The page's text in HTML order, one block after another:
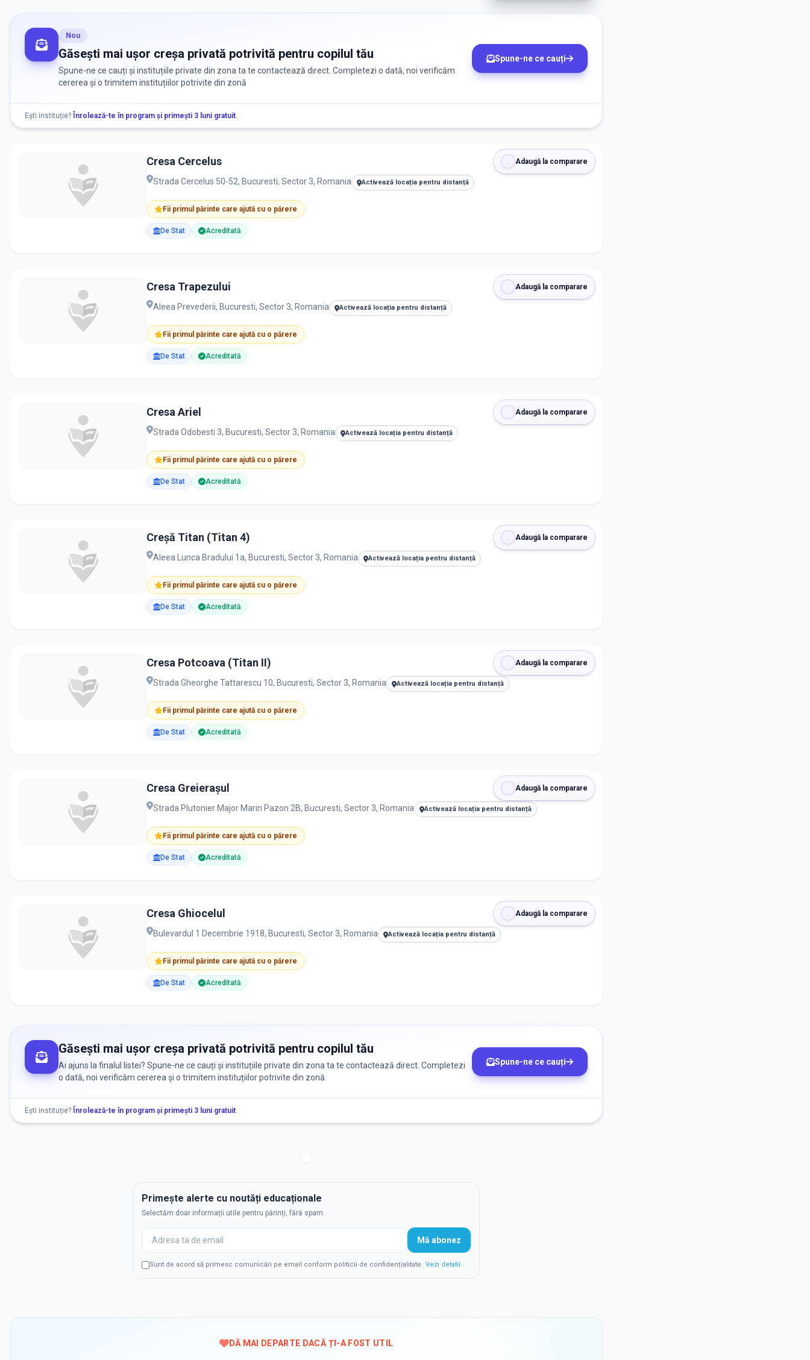
Nou
Găsești mai ușor creșa privată potrivită pentru copilul tău
Spune-ne ce cauți și instituțiile private din zona ta te contactează direct. Completezi o dată, noi verificăm
cererea și o trimitem instituțiilor potrivite din zonă
Spune-ne ce cauți
Ești instituție? Înrolează-te în program și primești 3 luni gratuit.
Adaugă la comparare
Cresa Cercelus
Strada Cercelus 50-52, Bucuresti, Sector 3, Romania Activează locația pentru distanță
Fii primul părinte care ajută cu o părere
De Stat Acreditată
Adaugă la comparare
Cresa Trapezului
Aleea Prevederii, Bucuresti, Sector 3, Romania Activează locația pentru distanță
Fii primul părinte care ajută cu o părere
De Stat Acreditată
Adaugă la comparare
Cresa Ariel
Strada Odobesti 3, Bucuresti, Sector 3, Romania Activează locația pentru distanță
Fii primul părinte care ajută cu o părere
De Stat Acreditată
Adaugă la comparare
Creșă Titan (Titan 4)
Aleea Lunca Bradului 1a, Bucuresti, Sector 3, Romania Activează locația pentru distanță
Fii primul părinte care ajută cu o părere
De Stat Acreditată
Adaugă la comparare
Cresa Potcoava (Titan II)
Strada Gheorghe Tattarescu 10, Bucuresti, Sector 3, Romania Activează locația pentru distanță
Fii primul părinte care ajută cu o părere
De Stat Acreditată
Adaugă la comparare
Cresa Greierașul
Strada Plutonier Major Marin Pazon 2B, Bucuresti, Sector 3, Romania Activează locația pentru distanță
Fii primul părinte care ajută cu o părere
De Stat Acreditată
Adaugă la comparare
Cresa Ghiocelul
Bulevardul 1 Decembrie 1918, Bucuresti, Sector 3, Romania Activează locația pentru distanță
Fii primul părinte care ajută cu o părere
De Stat Acreditată
Găsești mai ușor creșa privată potrivită pentru copilul tău
Ai ajuns la finalul listei? Spune-ne ce cauți și instituțiile private din zona ta te contactează direct. Completezi
o dată, noi verificăm cererea și o trimitem instituțiilor potrivite din zonă.
Spune-ne ce cauți
Ești instituție? Înrolează-te în program și primești 3 luni gratuit.
Primește alerte cu noutăți educaționale
Selectăm doar informații utile pentru părinți, fără spam.
Mă abonez
Sunt de acord să primesc comunicări pe email conform politicii de confidențialitate. Vezi detalii
DĂ MAI DEPARTE DACĂ ȚI-A FOST UTIL